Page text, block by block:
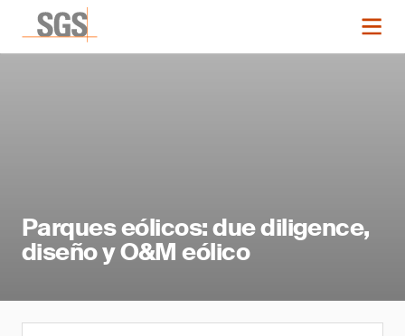
Parques eólicos: due diligence,
diseño y O&M eólico